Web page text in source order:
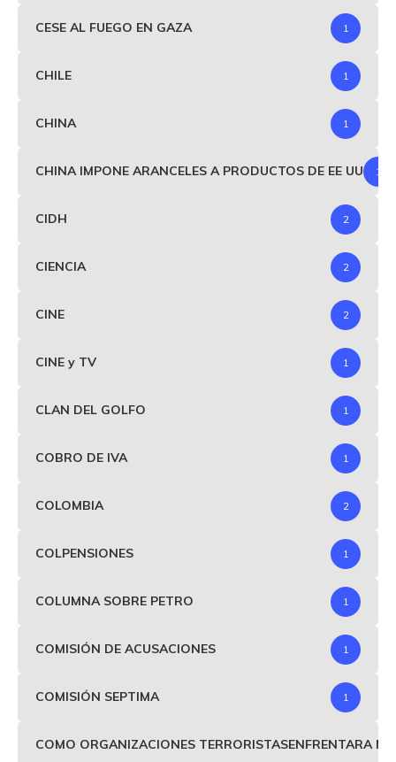
CESE AL FUEGO EN GAZA 1
CHILE 1
CHINA 1
CHINA IMPONE ARANCELES A PRODUCTOS DE EE UU 1
CIDH 2
CIENCIA 2
CINE 2
CINE y TV 1
CLAN DEL GOLFO 1
COBRO DE IVA 1
COLOMBIA 2
COLPENSIONES 1
COLUMNA SOBRE PETRO 1
COMISIÓN DE ACUSACIONES 1
COMISIÓN SEPTIMA 1
COMO ORGANIZACIONES TERRORISTASENFRENTARA